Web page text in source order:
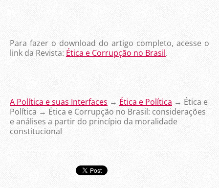
Para fazer o download do artigo completo, acesse o
link da Revista: Ética e Corrupção no Brasil.
A Política e suas Interfaces → Ética e Política → Ética e
Política → Ética e Corrupção no Brasil: considerações
e análises a partir do princípio da moralidade
constitucional